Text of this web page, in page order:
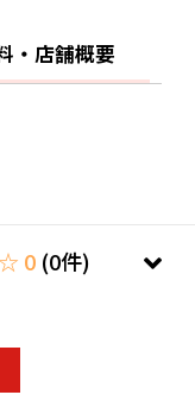
収穫時の野菜
からこそ、無
素材の味を感
材を感じるこ
・店舗概要
0 (0件)